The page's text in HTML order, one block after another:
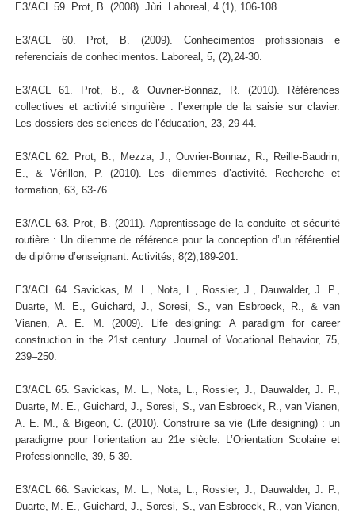
E3/ACL 59. Prot, B. (2008). Jùri. Laboreal, 4 (1), 106-108.
E3/ACL 60. Prot, B. (2009). Conhecimentos profissionais e
referenciais de conhecimentos. Laboreal, 5, (2),24-30.
E3/ACL 61. Prot, B., & Ouvrier-Bonnaz, R. (2010). Références
collectives et activité singulière : l’exemple de la saisie sur clavier.
Les dossiers des sciences de l’éducation, 23, 29-44.
E3/ACL 62. Prot, B., Mezza, J., Ouvrier-Bonnaz, R., Reille-Baudrin,
E., & Vérillon, P. (2010). Les dilemmes d’activité. Recherche et
formation, 63, 63-76.
E3/ACL 63. Prot, B. (2011). Apprentissage de la conduite et sécurité
routière : Un dilemme de référence pour la conception d’un référentiel
de diplôme d’enseignant. Activités, 8(2),189-201.
E3/ACL 64. Savickas, M. L., Nota, L., Rossier, J., Dauwalder, J. P.,
Duarte, M. E., Guichard, J., Soresi, S., van Esbroeck, R., & van
Vianen, A. E. M. (2009). Life designing: A paradigm for career
construction in the 21st century. Journal of Vocational Behavior, 75,
239–250.
E3/ACL 65. Savickas, M. L., Nota, L., Rossier, J., Dauwalder, J. P.,
Duarte, M. E., Guichard, J., Soresi, S., van Esbroeck, R., van Vianen,
A. E. M., & Bigeon, C. (2010). Construire sa vie (Life designing) : un
paradigme pour l’orientation au 21e siècle. L’Orientation Scolaire et
Professionnelle, 39, 5-39.
E3/ACL 66. Savickas, M. L., Nota, L., Rossier, J., Dauwalder, J. P.,
Duarte, M. E., Guichard, J., Soresi, S., van Esbroeck, R., van Vianen,